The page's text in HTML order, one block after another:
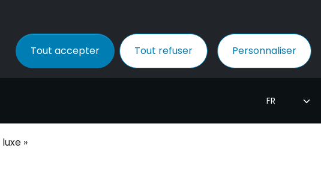
Tout accepter Tout refuser Personnaliser
»